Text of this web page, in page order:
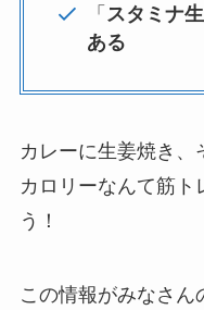
「 スタミナ
ある
カレーに生姜焼き、
カロリーなんて筋ト
う！
この情報がみなさ